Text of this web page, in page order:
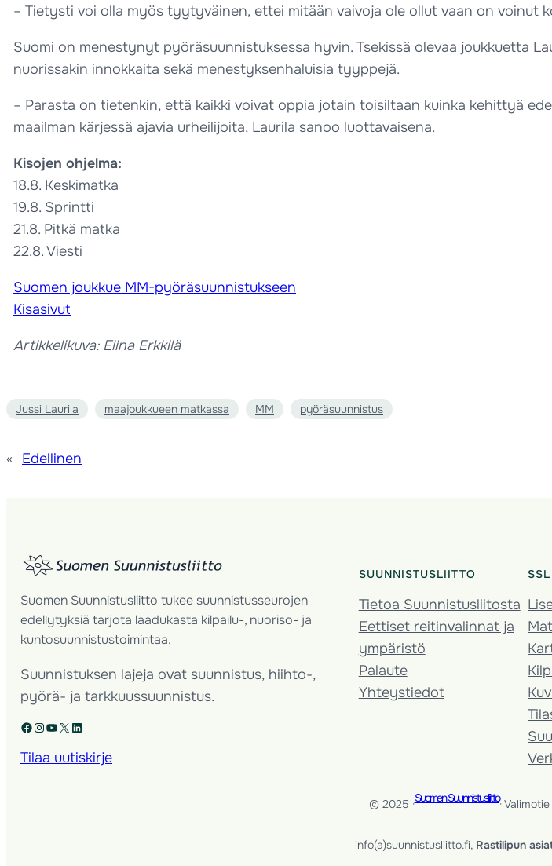
– Tietysti voi olla myös tyytyväinen, ettei mitään vaivoja ole ollut vaan on voinut
Suomi on menestynyt pyöräsuunnistuksessa hyvin. Tsekissä olevaa joukkuetta
nuorissakin innokkaita sekä menestyksenhaluisia tyyppejä.
– Parasta on tietenkin, että kaikki voivat oppia jotain toisiltaan kuinka kehittyä
maailman kärjessä ajavia urheilijoita, Laurila sanoo luottavaisena.
Kisojen ohjelma:
18.8. Keskimatka
19.8. Sprintti
21.8. Pitkä matka
22.8. Viesti
Suomen joukkue MM-pyöräsuunnistukseen
Kisasivut
Artikkelikuva: Elina Erkkilä
Jussi Laurila maajoukkueen matkassa MM pyöräsuunnistus
« Edellinen
Suomen Suunnistusliitto tukee suunnistusseurojen
edellytyksiä tarjota laadukasta kilpailu-, nuoriso- ja
kuntosuunnistustoimintaa.
Suunnistuksen lajeja ovat suunnistus, hiihto-,
pyörä- ja tarkkuussuunnistus.
Facebook Instagram YouTube X LinkedIn
Tilaa uutiskirje
SUUNNISTUSLIITTO
Tietoa Suunnistusliitosta
Eettiset reitinvalinnat ja
ympäristö
Palaute
Yhteystiedot
SSL
© 2025 ·Suomen Suunnistusliitto·
info(a)suunnistusliitto.fi, Rastilipun